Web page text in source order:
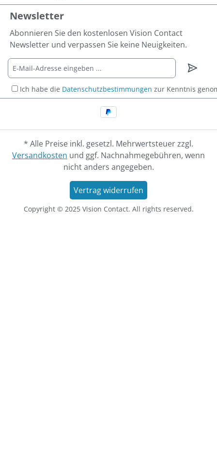
Newsletter
Abonnieren Sie den kostenlosen Vision Contact
Newsletter und verpassen Sie keine Neuigkeiten.
Ich habe die Datenschutzbestimmungen zur Kenntnis
* Alle Preise inkl. gesetzl. Mehrwertsteuer zzgl.
Versandkosten und ggf. Nachnahmegebühren, wenn
nicht anders angegeben.
Vertrag widerrufen
Copyright © 2025 Vision Contact. All rights reserved.